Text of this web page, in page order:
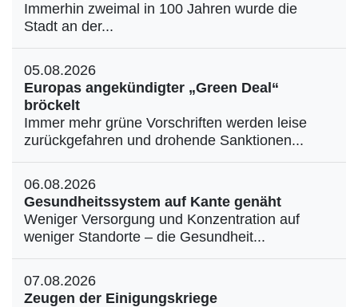
Immerhin zweimal in 100 Jahren wurde die
Stadt an der...
05.08.2026
Europas angekündigter „Green Deal“
bröckelt
Immer mehr grüne Vorschriften werden leise
zurückgefahren und drohende Sanktionen...
06.08.2026
Gesundheitssystem auf Kante genäht
Weniger Versorgung und Konzentration auf
weniger Standorte – die Gesundheit...
07.08.2026
Zeugen der Einigungskriege